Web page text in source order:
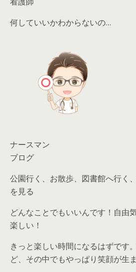
何していいかわからないの…
ナースマン
ブログ
公園行く、お散歩、図書館へ行く
を見る
どんなことでもいいんです！ 自由
楽しい！
きっと楽しい時間になるはずです
ど、その中でもやっぱり笑顔が生